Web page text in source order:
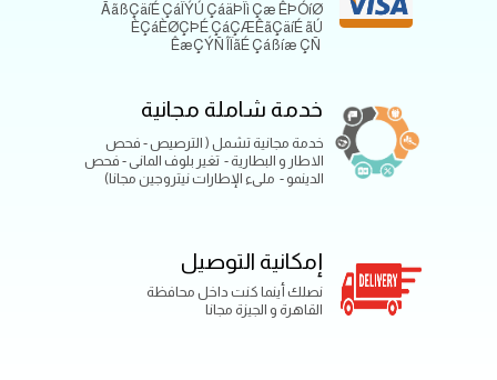
خدمة شاملة مجانية
خدمة مجانية تشمل ( الترصيص - فحص
الاطار و البطارية - تغير بلوف المانى - فحص
الدينمو - ملىء الإطارات نيتروجين مجانا)
إمكانية التوصيل
نصلك أينما كنت داخل محافظة
القاهرة و الجيزة مجانا
ÃãßÇäíÉ ÇáÏÝÚ ÇáäÞÏì Çæ ÊÞÓíØ
ÈÇáÈØÇÞÉ ÇáÇÆÊãÇäíÉ ãÚ
ÊæÇÝÑ ÎÏãÉ Çáßíæ ÇÑ